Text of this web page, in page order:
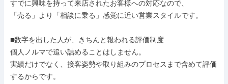
すでに興味を持って来店されたお客様への対応なので、
「売る」より「相談に乗る」感覚に近い営業スタイルです。
■数字を出した人が、きちんと報われる評価制度
個人ノルマで追い詰めることはしません。
実績だけでなく、接客姿勢や取り組みのプロセスまで含めて評価
するからです。